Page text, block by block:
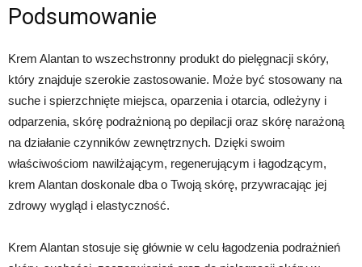
Podsumowanie
Krem Alantan to wszechstronny produkt do pielęgnacji skóry,
który znajduje szerokie zastosowanie. Może być stosowany na
suche i spierzchnięte miejsca, oparzenia i otarcia, odleżyny i
odparzenia, skórę podrażnioną po depilacji oraz skórę narażoną
na działanie czynników zewnętrznych. Dzięki swoim
właściwościom nawilżającym, regenerującym i łagodzącym,
krem Alantan doskonale dba o Twoją skórę, przywracając jej
zdrowy wygląd i elastyczność.
Krem Alantan stosuje się głównie w celu łagodzenia podrażnień